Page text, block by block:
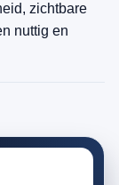
zichtbare
nuttig en